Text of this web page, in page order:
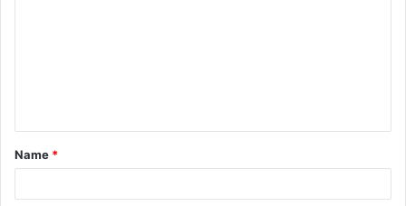
t
*
Name *